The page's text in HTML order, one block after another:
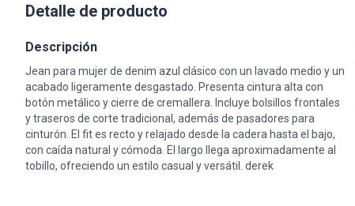
Detalle de producto
Descripción
Jean para mujer de denim azul clásico con un lavado medio y un
acabado ligeramente desgastado. Presenta cintura alta con
botón metálico y cierre de cremallera. Incluye bolsillos frontales
y traseros de corte tradicional, además de pasadores para
cinturón. El fit es recto y relajado desde la cadera hasta el bajo,
con caída natural y cómoda. El largo llega aproximadamente al
tobillo, ofreciendo un estilo casual y versátil. derek